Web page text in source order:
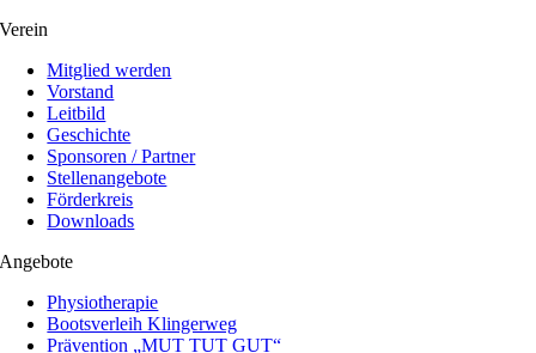
Verein
Mitglied werden
Vorstand
Leitbild
Geschichte
Sponsoren / Partner
Stellenangebote
Förderkreis
Downloads
Angebote
Physiotherapie
Bootsverleih Klingerweg
Prävention „MUT TUT GUT“